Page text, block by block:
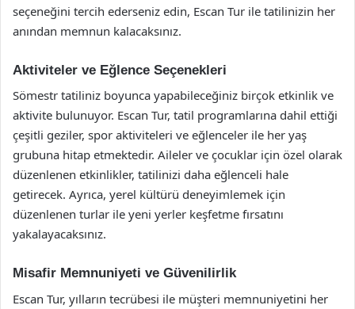
seçeneğini tercih ederseniz edin, Escan Tur ile tatilinizin her
anından memnun kalacaksınız.
Aktiviteler ve Eğlence Seçenekleri
Sömestr tatiliniz boyunca yapabileceğiniz birçok etkinlik ve
aktivite bulunuyor. Escan Tur, tatil programlarına dahil ettiği
çeşitli geziler, spor aktiviteleri ve eğlenceler ile her yaş
grubuna hitap etmektedir. Aileler ve çocuklar için özel olarak
düzenlenen etkinlikler, tatilinizi daha eğlenceli hale
getirecek. Ayrıca, yerel kültürü deneyimlemek için
düzenlenen turlar ile yeni yerler keşfetme fırsatını
yakalayacaksınız.
Misafir Memnuniyeti ve Güvenilirlik
Escan Tur, yılların tecrübesi ile müşteri memnuniyetini her